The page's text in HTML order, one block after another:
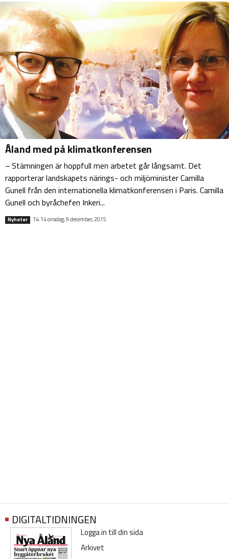
Åland med på klimatkonferensen
– Stämningen är hoppfull men arbetet går långsamt. Det
rapporterar landskapets närings- och miljöminister Camilla
Gunell från den internationella klimatkonferensen i Paris. Camilla
Gunell och byråchefen Inkeri...
Nyheter 14:14 onsdag, 9 december, 2015
DIGITALTIDNINGEN
Logga in till din sida
Arkivet